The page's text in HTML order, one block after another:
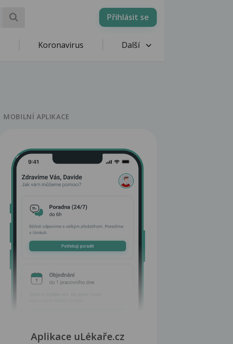
Přihlásit se
Koronavirus Další
MOBILNÍ APLIKACE
Aplikace uLékaře.cz